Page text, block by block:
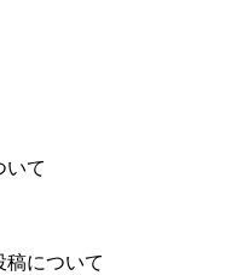
いて
稿について